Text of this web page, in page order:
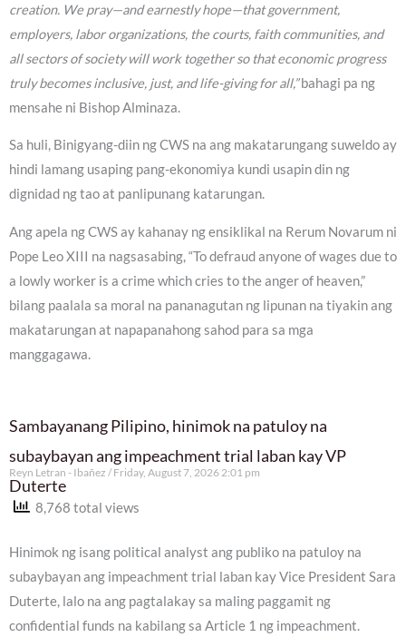
creation. We pray—and earnestly hope—that government,
employers, labor organizations, the courts, faith communities, and
all sectors of society will work together so that economic progress
truly becomes inclusive, just, and life-giving for all,”bahagi pa ng
mensahe ni Bishop Alminaza.
Sa huli, Binigyang-diin ng CWS na ang makatarungang suweldo ay
hindi lamang usaping pang-ekonomiya kundi usapin din ng
dignidad ng tao at panlipunang katarungan.
Ang apela ng CWS ay kahanay ng ensiklikal na Rerum Novarum ni
Pope Leo XIII na nagsasabing, “To defraud anyone of wages due to
a lowly worker is a crime which cries to the anger of heaven,”
bilang paalala sa moral na pananagutan ng lipunan na tiyakin ang
makatarungan at napapanahong sahod para sa mga
manggagawa.
Sambayanang Pilipino, hinimok na patuloy na
subaybayan ang impeachment trial laban kay VP
Duterte
Reyn Letran - Ibañez Friday, August 7, 2026 2:01 pm
8,768 total views
Hinimok ng isang political analyst ang publiko na patuloy na
subaybayan ang impeachment trial laban kay Vice President Sara
Duterte, lalo na ang pagtalakay sa maling paggamit ng
confidential funds na kabilang sa Article 1 ng impeachment.